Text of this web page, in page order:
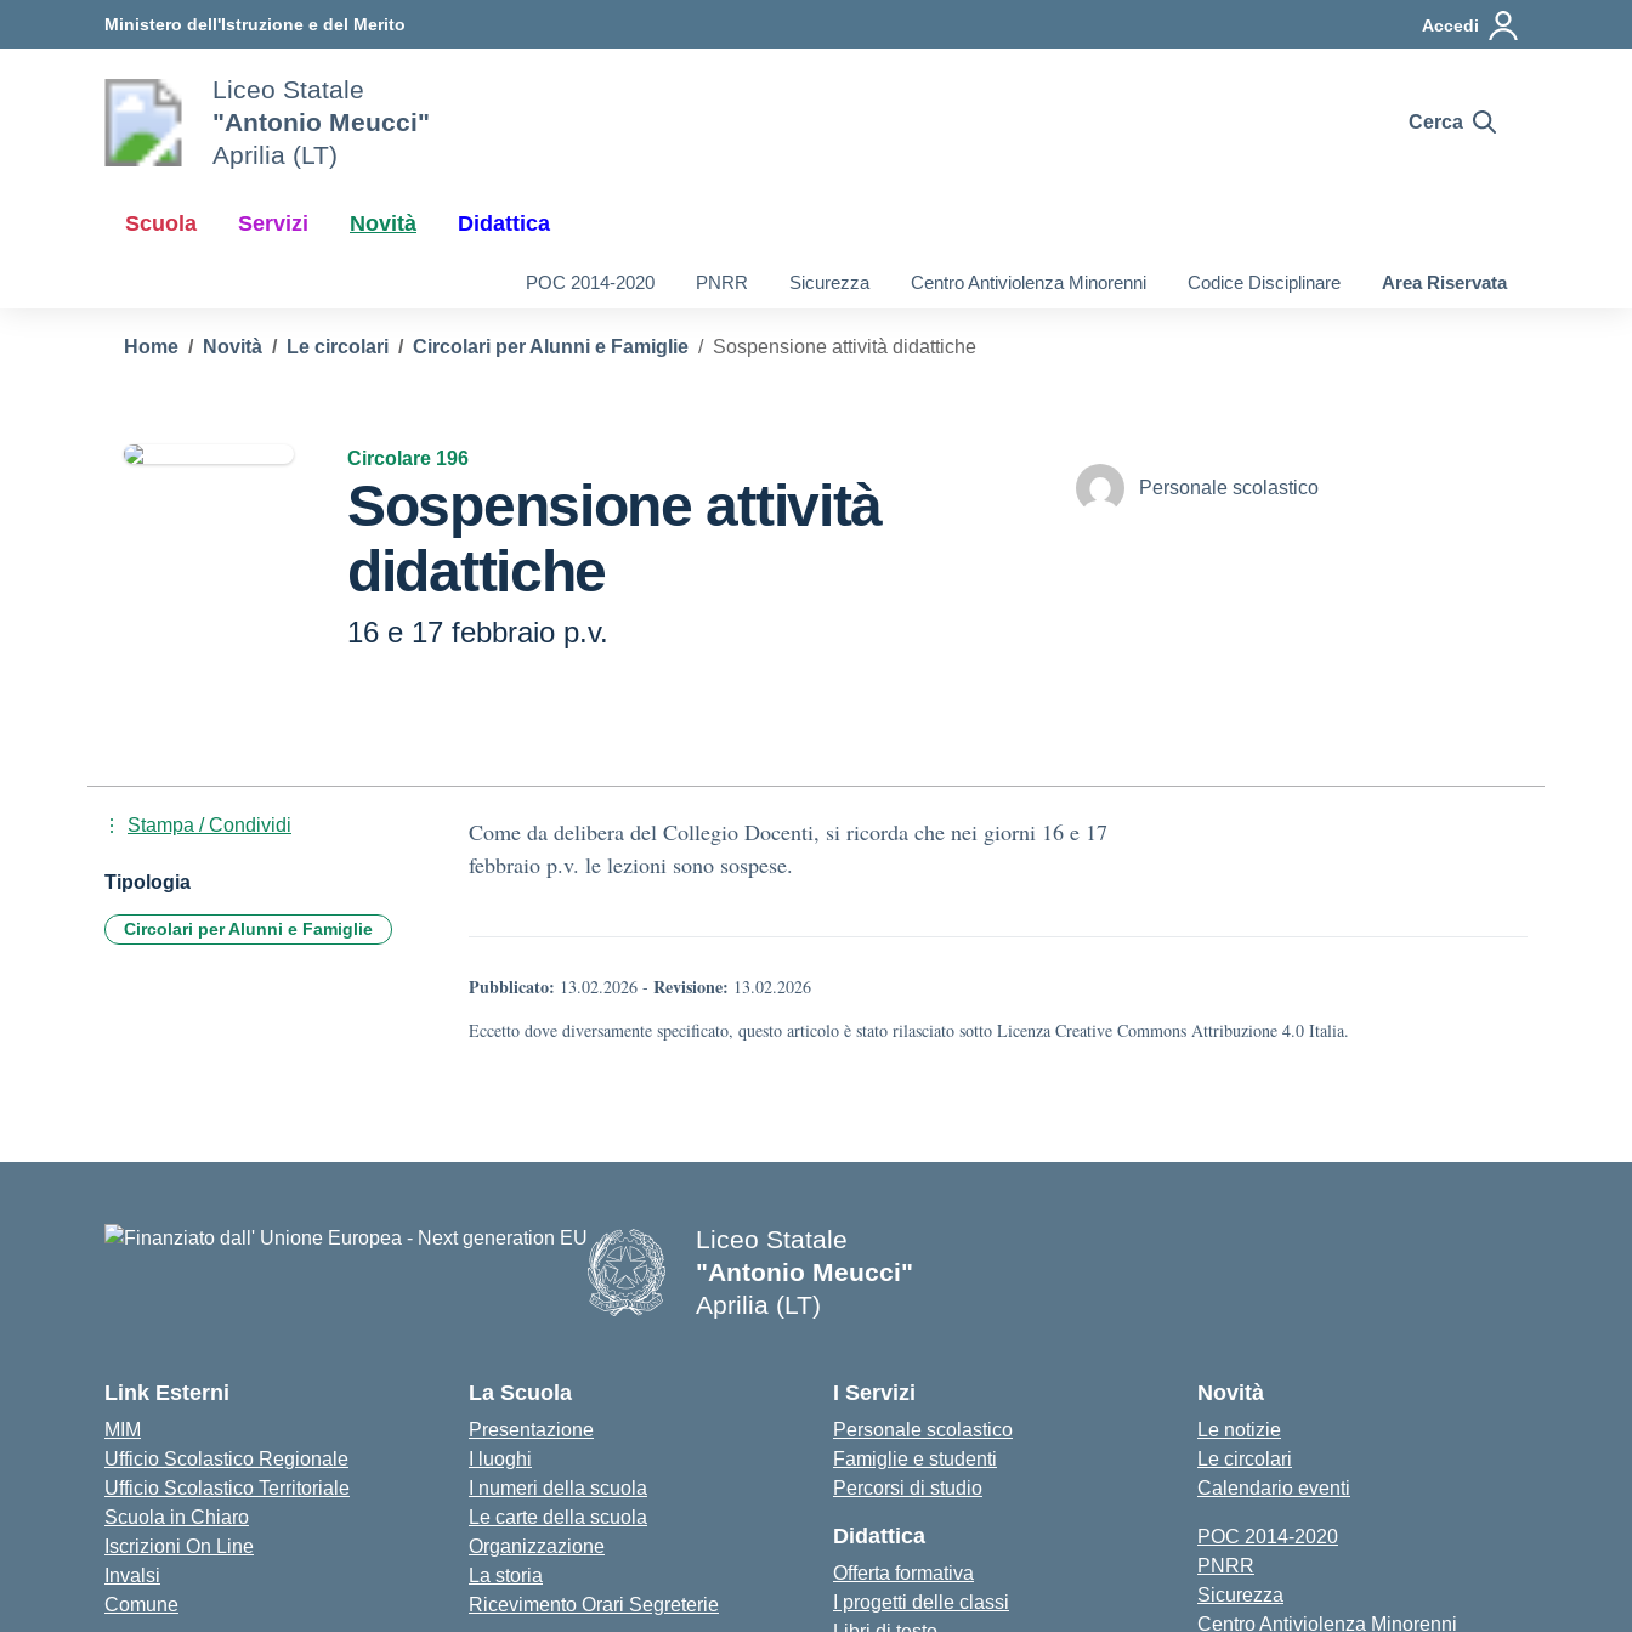
Ministero dell'Istruzione e del Merito Accedi
Liceo Statale
"Antonio Meucci"
Aprilia (LT)
Cerca
Scuola Servizi Novità Didattica
POC 2014-2020 PNRR Sicurezza Centro Antiviolenza Minorenni Codice Disciplinare Area Riservata
Home Novità Le circolari Circolari per Alunni e Famiglie Sospensione attività didattiche
Circolare 196
Sospensione attività
didattiche
16 e 17 febbraio p.v.
Personale scolastico
Come da delibera del Collegio Docenti, si ricorda che nei giorni 16 e 17
febbraio p.v. le lezioni sono sospese.
Pubblicato: 13.02.2026 - Revisione: 13.02.2026
Eccetto dove diversamente specificato, questo articolo è stato rilasciato sotto Licenza Creative Commons Attribuzione 4.0 Italia.
Stampa / Condividi
Tipologia
Circolari per Alunni e Famiglie
Liceo Statale
"Antonio Meucci"
Aprilia (LT)
Link Esterni
MIM
Ufficio Scolastico Regionale
Ufficio Scolastico Territoriale
Scuola in Chiaro
Iscrizioni On Line
Invalsi
Comune
La Scuola
Presentazione
I luoghi
I numeri della scuola
Le carte della scuola
Organizzazione
La storia
Ricevimento Orari Segreterie
I Servizi
Personale scolastico
Famiglie e studenti
Percorsi di studio
Didattica
Offerta formativa
I progetti delle classi
Novità
Le notizie
Le circolari
Calendario eventi
POC 2014-2020
PNRR
Sicurezza
Centro Antiviolenza Minorenni